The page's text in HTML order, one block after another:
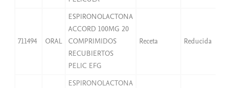
711494 ORAL
ESPIRONOLACTONA
ACCORD 100MG 20
COMPRIMIDOS
RECUBIERTOS
PELIC EFG
Receta Reducida
ESPIRONOLACTONA